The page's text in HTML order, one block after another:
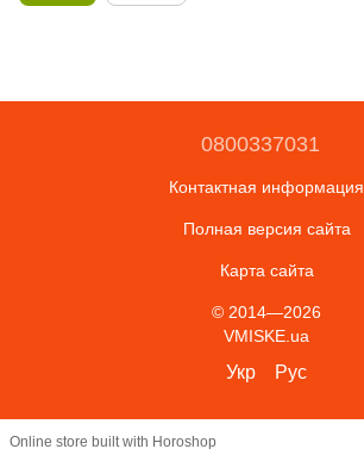
0800337031
Контактная информация
Полная версия сайта
Карта сайта
© 2014—2026
VMISKE.ua
Укр Рус
Online store built with Horoshop